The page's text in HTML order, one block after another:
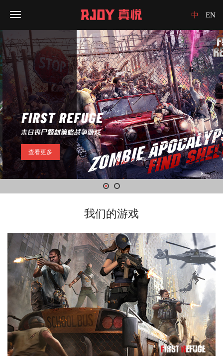
中 EN
查看更多
我们的游戏